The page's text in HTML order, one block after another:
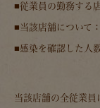
■従業員の勤務する
■当該店舗について
■感染を確認した人
当該店舗の全従業員